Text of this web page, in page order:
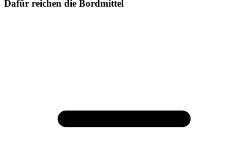
Dafür reichen die Bordmittel